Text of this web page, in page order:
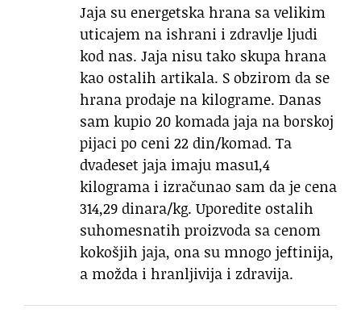
Jaja su energetska hrana sa velikim
uticajem na ishrani i zdravlje ljudi
kod nas. Jaja nisu tako skupa hrana
kao ostalih artikala. S obzirom da se
hrana prodaje na kilograme. Danas
sam kupio 20 komada jaja na borskoj
pijaci po ceni 22 din/komad. Ta
dvadeset jaja imaju masu1,4
kilograma i izračunao sam da je cena
314,29 dinara/kg. Uporedite ostalih
suhomesnatih proizvoda sa cenom
kokošjih jaja, ona su mnogo jeftinija,
a možda i hranljivija i zdravija.